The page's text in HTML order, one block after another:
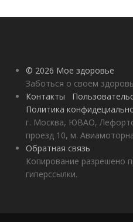
© 2026 Мое здоровье
Заботься о своем
Контакты
Политика
г. Москва, ЮВАО,
проезд 10, м.
Обратная связь
Копирование разрешено
гиперссылки.